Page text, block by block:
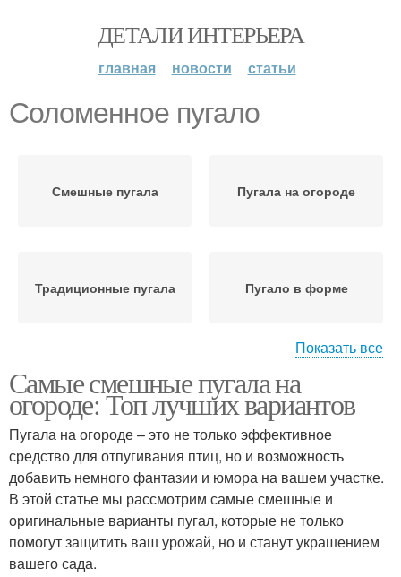
ДЕТАЛИ ИНТЕРЬЕРА
главная новости статьи
Соломенное пугало
Смешные пугала Пугала на огороде
Традиционные пугала Пугало в форме
Современные пугала Пугало в виде
Пугала из необычных
материалов
Пугало из старых
Пугало из пластиковых
Показать все
Самые смешные пугала на
огороде: Топ лучших вариантов
Пугала на огороде – это не только эффективное
средство для отпугивания птиц, но и возможность
добавить немного фантазии и юмора на вашем участке.
В этой статье мы рассмотрим самые смешные и
оригинальные варианты пугал, которые не только
помогут защитить ваш урожай, но и станут украшением
вашего сада.